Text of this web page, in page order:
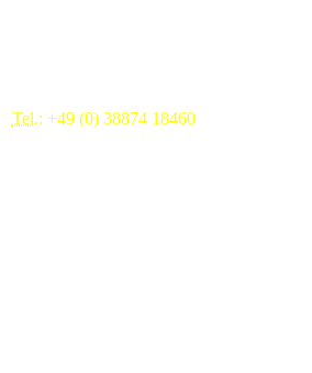
Tel.: +49 (0) 38874 18460